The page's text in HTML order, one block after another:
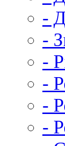
-
-
-
-
-
-